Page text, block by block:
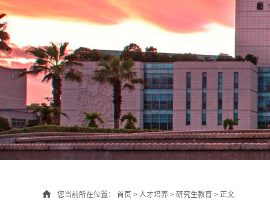
您当前所在位置： 首页 > 人才培养 > 研究生教育 > 正文